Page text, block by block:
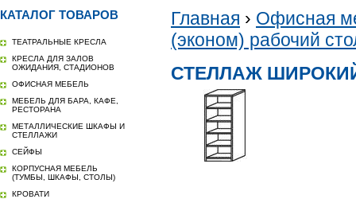
КАТАЛОГ ТОВАРОВ
ТЕАТРАЛЬНЫЕ КРЕСЛА
КРЕСЛА ДЛЯ ЗАЛОВ
ОЖИДАНИЯ, СТАДИОНОВ
ОФИСНАЯ МЕБЕЛЬ
МЕБЕЛЬ ДЛЯ БАРА, КАФЕ,
РЕСТОРАНА
МЕТАЛЛИЧЕСКИЕ ШКАФЫ И
СТЕЛЛАЖИ
СЕЙФЫ
КОРПУСНАЯ МЕБЕЛЬ
(ТУМБЫ, ШКАФЫ, СТОЛЫ)
КРОВАТИ
Главная › Офисная
(эконом) рабочий
СТЕЛЛАЖ